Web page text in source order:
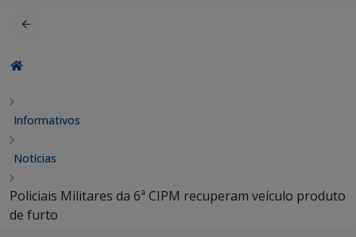
Informativos
Notícias
Policiais Militares da 6ª CIPM recuperam veículo produto
de furto